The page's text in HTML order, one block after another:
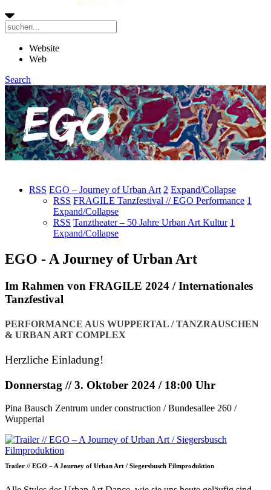
Website
Web
Search
RSS EGO – Journey of Urban Art 2 Expand/Collapse
RSS FRAGILE Tanzfestival // EGO Performance 1
Expand/Collapse
RSS Tanztheater – 50 Jahre Urban Art Kultur 1
Expand/Collapse
EGO - A Journey of Urban Art
Im Rahmen von FRAGILE 2024 / Internationales
Tanzfestival
PERFORMANCE AUS WUPPERTAL / TANZRAUSCHEN
& URBAN ART COMPLEX
Herzliche Einladung!
Donnerstag // 3. Oktober 2024 / 18:00 Uhr
Pina Bausch Zentrum under construction / Bundesallee 260 /
Wuppertal
Trailer // EGO – A Journey of Urban Art / Siegersbusch Filmproduktion